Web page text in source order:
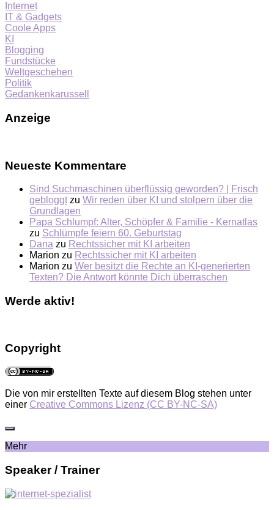
Internet
IT & Gadgets
Coole Apps
KI
Blogging
Fundstücke
Weltgeschehen
Politik
Gedankenkarussell
Anzeige
Neueste Kommentare
Sind Suchmaschinen überflüssig geworden? | Frisch
gebloggt zu Wir reden über KI und stolpern über die
Grundlagen
Papa Schlumpf: Alter, Schöpfer & Familie - Kernatlas
zu Schlümpfe feiern 60. Geburtstag
Dana zu Rechtssicher mit KI arbeiten
Marion zu Rechtssicher mit KI arbeiten
Marion zu Wer besitzt die Rechte an KI-generierten
Texten? Die Antwort könnte Dich überraschen
Werde aktiv!
Copyright
Die von mir erstellten Texte auf diesem Blog stehen unter
einer Creative Commons Lizenz (CC BY-NC-SA)
Mehr
Speaker / Trainer